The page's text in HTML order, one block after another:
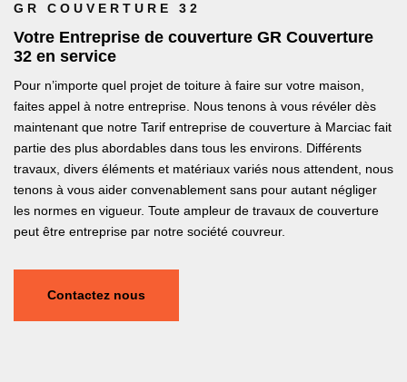
GR COUVERTURE 32
Votre Entreprise de couverture GR Couverture
32 en service
Pour n’importe quel projet de toiture à faire sur votre maison,
faites appel à notre entreprise. Nous tenons à vous révéler dès
maintenant que notre Tarif entreprise de couverture à Marciac fait
partie des plus abordables dans tous les environs. Différents
travaux, divers éléments et matériaux variés nous attendent, nous
tenons à vous aider convenablement sans pour autant négliger
les normes en vigueur. Toute ampleur de travaux de couverture
peut être entreprise par notre société couvreur.
Contactez nous